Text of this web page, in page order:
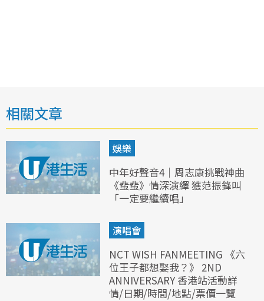
相關文章
娛樂
中年好聲音4｜周志康挑戰神曲
《蜚蜚》情深演繹 獲范振鋒叫
「一定要繼續唱」
演唱會
NCT WISH FANMEETING 《六
位王子都想娶我？》 2ND
ANNIVERSARY 香港站活動詳
情/日期/時間/地點/票價一覽